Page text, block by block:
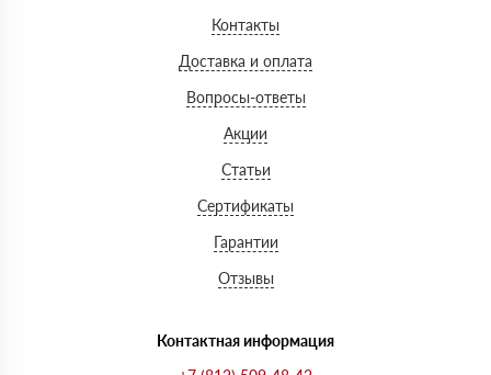
Контакты
Доставка и оплата
Вопросы-ответы
Акции
Статьи
Сертификаты
Гарантии
Отзывы
Контактная информация